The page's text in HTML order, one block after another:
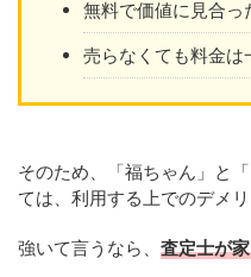
無料で価値に見合っ
売らなくても料金は
そのため、「福ちゃん」と
ては、利用する上でのデメ
強いて言うなら、 査定士が